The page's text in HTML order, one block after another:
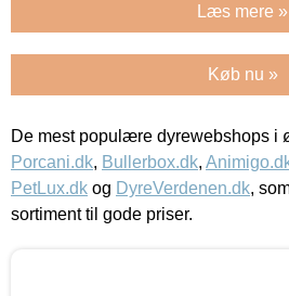
Læs mere »
Køb nu »
De mest populære dyrewebshops i
Porcani.dk, Bullerbox.dk,
PetLux.dk og DyreVerdenen.dk,
sortiment til gode priser.